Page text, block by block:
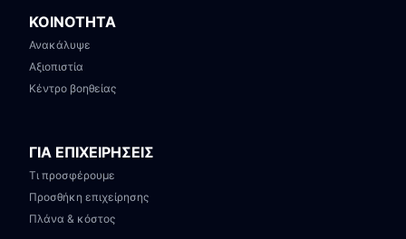
ΚΟΙΝΟΤΗΤΑ
Ανακάλυψε
Αξιοπιστία
Κέντρο βοηθείας
ΓΙΑ ΕΠΙΧΕΙΡΗΣΕΙΣ
Τι προσφέρουμε
Προσθήκη επιχείρησης
Πλάνα & κόστος